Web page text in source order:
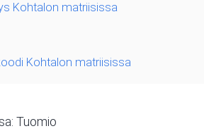
Kohtalon matriisissa
Kohtalon matriisissa
Tuomio